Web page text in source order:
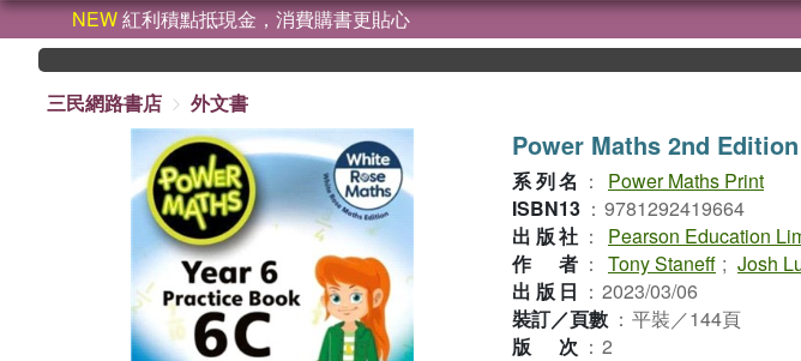
NEW紅利積點抵現金，消費購書更貼心
三民網路書店
外文書
Power Maths 2nd
系列名 ：
Power Maths Print
ISBN13 ： 9781292419664
出版社 ：
Pearson Education
作者 ： Tony Staneff ; Josh
出版日 ： 2023/03/06
裝訂／頁數 ： 平裝／144頁
版次 ： 2